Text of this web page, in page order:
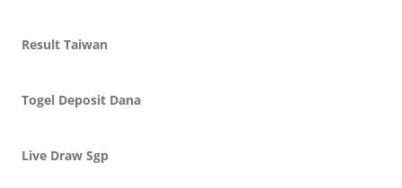
Result Taiwan
Togel Deposit Dana
Live Draw Sgp